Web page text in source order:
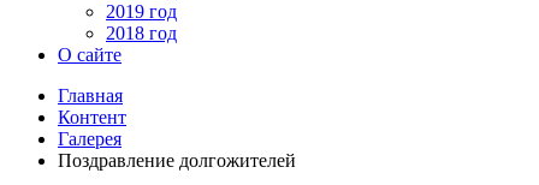
2019 год
2018 год
О сайте
Главная
Контент
Галерея
Поздравление долгожителей